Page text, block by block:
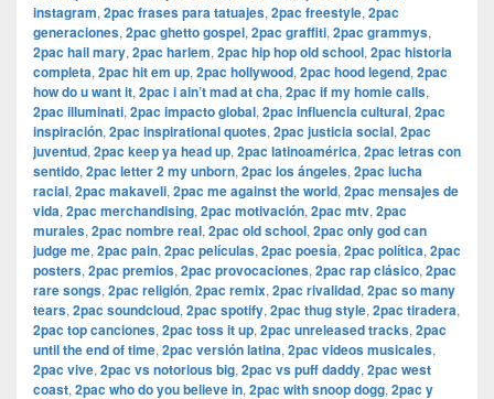
instagram, 2pac frases para tatuajes, 2pac freestyle, 2pac
generaciones, 2pac ghetto gospel, 2pac graffiti, 2pac grammys,
2pac hail mary, 2pac harlem, 2pac hip hop old school, 2pac historia
completa, 2pac hit em up, 2pac hollywood, 2pac hood legend, 2pac
how do u want it, 2pac i ain’t mad at cha, 2pac if my homie calls,
2pac illuminati, 2pac impacto global, 2pac influencia cultural, 2pac
inspiración, 2pac inspirational quotes, 2pac justicia social, 2pac
juventud, 2pac keep ya head up, 2pac latinoamérica, 2pac letras con
sentido, 2pac letter 2 my unborn, 2pac los ángeles, 2pac lucha
racial, 2pac makaveli, 2pac me against the world, 2pac mensajes de
vida, 2pac merchandising, 2pac motivación, 2pac mtv, 2pac
murales, 2pac nombre real, 2pac old school, 2pac only god can
judge me, 2pac pain, 2pac películas, 2pac poesía, 2pac política, 2pac
posters, 2pac premios, 2pac provocaciones, 2pac rap clásico, 2pac
rare songs, 2pac religión, 2pac remix, 2pac rivalidad, 2pac so many
tears, 2pac soundcloud, 2pac spotify, 2pac thug style, 2pac tiradera,
2pac top canciones, 2pac toss it up, 2pac unreleased tracks, 2pac
until the end of time, 2pac versión latina, 2pac videos musicales,
2pac vive, 2pac vs notorious big, 2pac vs puff daddy, 2pac west
coast, 2pac who do you believe in, 2pac with snoop dogg, 2pac y